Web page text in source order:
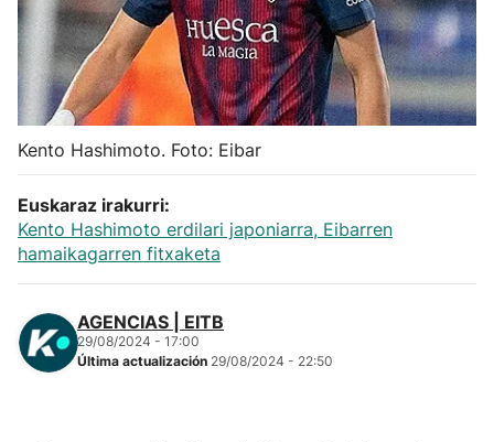
Kirolak 360
Atletismo
Carreras de montaña
Más deportes
"Helmuga"
Kento Hashimoto. Foto: Eibar
Euskaraz irakurri:
Kento Hashimoto erdilari japoniarra, Eibarren
hamaikagarren fitxaketa
AGENCIAS | EITB
29/08/2024 - 17:00
Última actualización 29/08/2024 - 22:50